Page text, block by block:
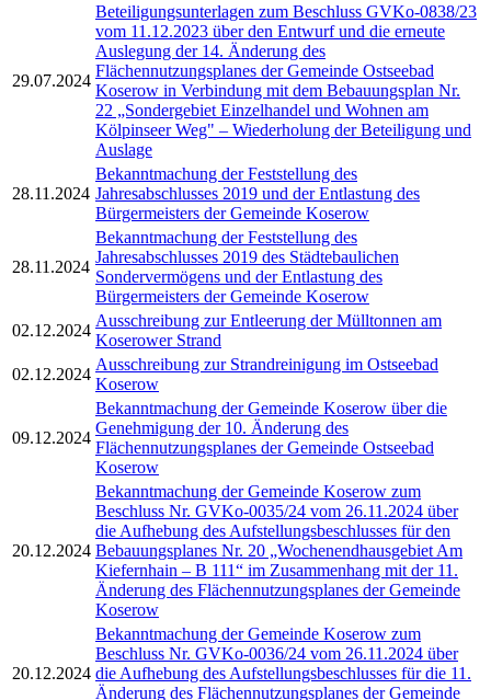
29.07.2024
Beteiligungsunterlagen zum Beschluss GVKo-0838/23
vom 11.12.2023 über den Entwurf und die erneute
Auslegung der 14. Änderung des
Flächennutzungsplanes der Gemeinde Ostseebad
Koserow in Verbindung mit dem Bebauungsplan Nr.
22 „Sondergebiet Einzelhandel und Wohnen am
Kölpinseer Weg" – Wiederholung der Beteiligung und
Auslage
28.11.2024
Bekanntmachung der Feststellung des
Jahresabschlusses 2019 und der Entlastung des
Bürgermeisters der Gemeinde Koserow
28.11.2024
Bekanntmachung der Feststellung des
Jahresabschlusses 2019 des Städtebaulichen
Sondervermögens und der Entlastung des
Bürgermeisters der Gemeinde Koserow
02.12.2024
Ausschreibung zur Entleerung der Mülltonnen am
Koserower Strand
02.12.2024
Ausschreibung zur Strandreinigung im Ostseebad
Koserow
09.12.2024
Bekanntmachung der Gemeinde Koserow über die
Genehmigung der 10. Änderung des
Flächennutzungsplanes der Gemeinde Ostseebad
Koserow
20.12.2024
Bekanntmachung der Gemeinde Koserow zum
Beschluss Nr. GVKo-0035/24 vom 26.11.2024 über
die Aufhebung des Aufstellungsbeschlusses für den
Bebauungsplanes Nr. 20 „Wochenendhausgebiet Am
Kiefernhain – B 111“ im Zusammenhang mit der 11.
Änderung des Flächennutzungsplanes der Gemeinde
Koserow
20.12.2024
Bekanntmachung der Gemeinde Koserow zum
Beschluss Nr. GVKo-0036/24 vom 26.11.2024 über
die Aufhebung des Aufstellungsbeschlusses für die 11.
Änderung des Flächennutzungsplanes der Gemeinde